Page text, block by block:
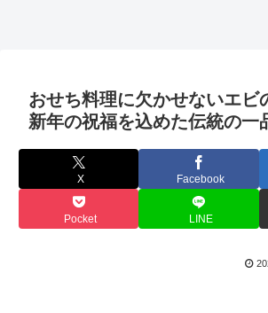
おせち料理に欠かせないエビ
新年の祝福を込めた伝統の一
X Facebook
Pocket LINE